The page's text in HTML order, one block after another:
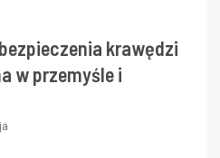
krawędzi
w przemyśle i